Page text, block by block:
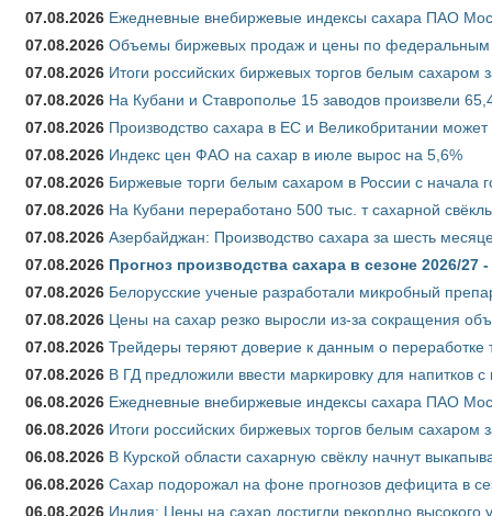
07.08.2026 Ежедневные внебиржевые индексы сахара ПАО
07.08.2026 Объемы биржевых продаж и цены по федеральным
07.08.2026 Итоги российских биржевых торгов белым сахаром
07.08.2026 На Кубани и Ставрополье 15 заводов произвели
07.08.2026 Производство сахара в ЕС и Великобритании
07.08.2026 Индекс цен ФАО на сахар в июле вырос на 5,6%
07.08.2026 Биржевые торги белым сахаром в России с начала
07.08.2026 На Кубани переработано 500 тыс. т сахарной
07.08.2026 Азербайджан: Производство сахара за шесть
07.08.2026 Прогноз производства сахара в сезоне 2026/
07.08.2026 Белорусские ученые разработали микробный
07.08.2026 Цены на сахар резко выросли из-за сокращения
07.08.2026 Трейдеры теряют доверие к данным о переработке
07.08.2026 В ГД предложили ввести маркировку для напитков
06.08.2026 Ежедневные внебиржевые индексы сахара ПАО
06.08.2026 Итоги российских биржевых торгов белым сахаром
06.08.2026 В Курской области сахарную свёклу начнут
06.08.2026 Сахар подорожал на фоне прогнозов дефицита в
06.08.2026 Индия: Цены на сахар достигли рекордно высокого